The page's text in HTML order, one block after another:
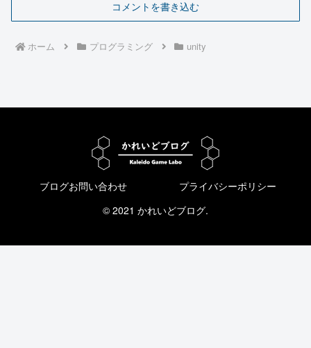
コメントを書き込む
ホーム プログラミング unity
ブログお問い合わせ
プライバシーポリシー
© 2021 かれいどブログ.